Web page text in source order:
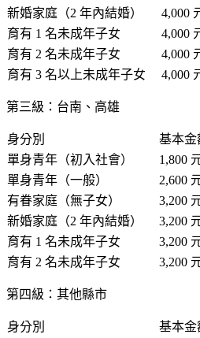
新婚家庭（2 年內結婚）
4,000
育有 1 名未成年子女
4,000
育有 2 名未成年子女
4,000
育有 3 名以上未成年子女
4,000
第三級：台南、高雄
身分別 基本金
單身青年（初入社會）
1,800
單身青年（一般）
2,600
有眷家庭（無子女）
3,200
新婚家庭（2 年內結婚）
3,200
育有 1 名未成年子女
3,200
育有 2 名未成年子女
3,200
第四級：其他縣市
身分別 基本金